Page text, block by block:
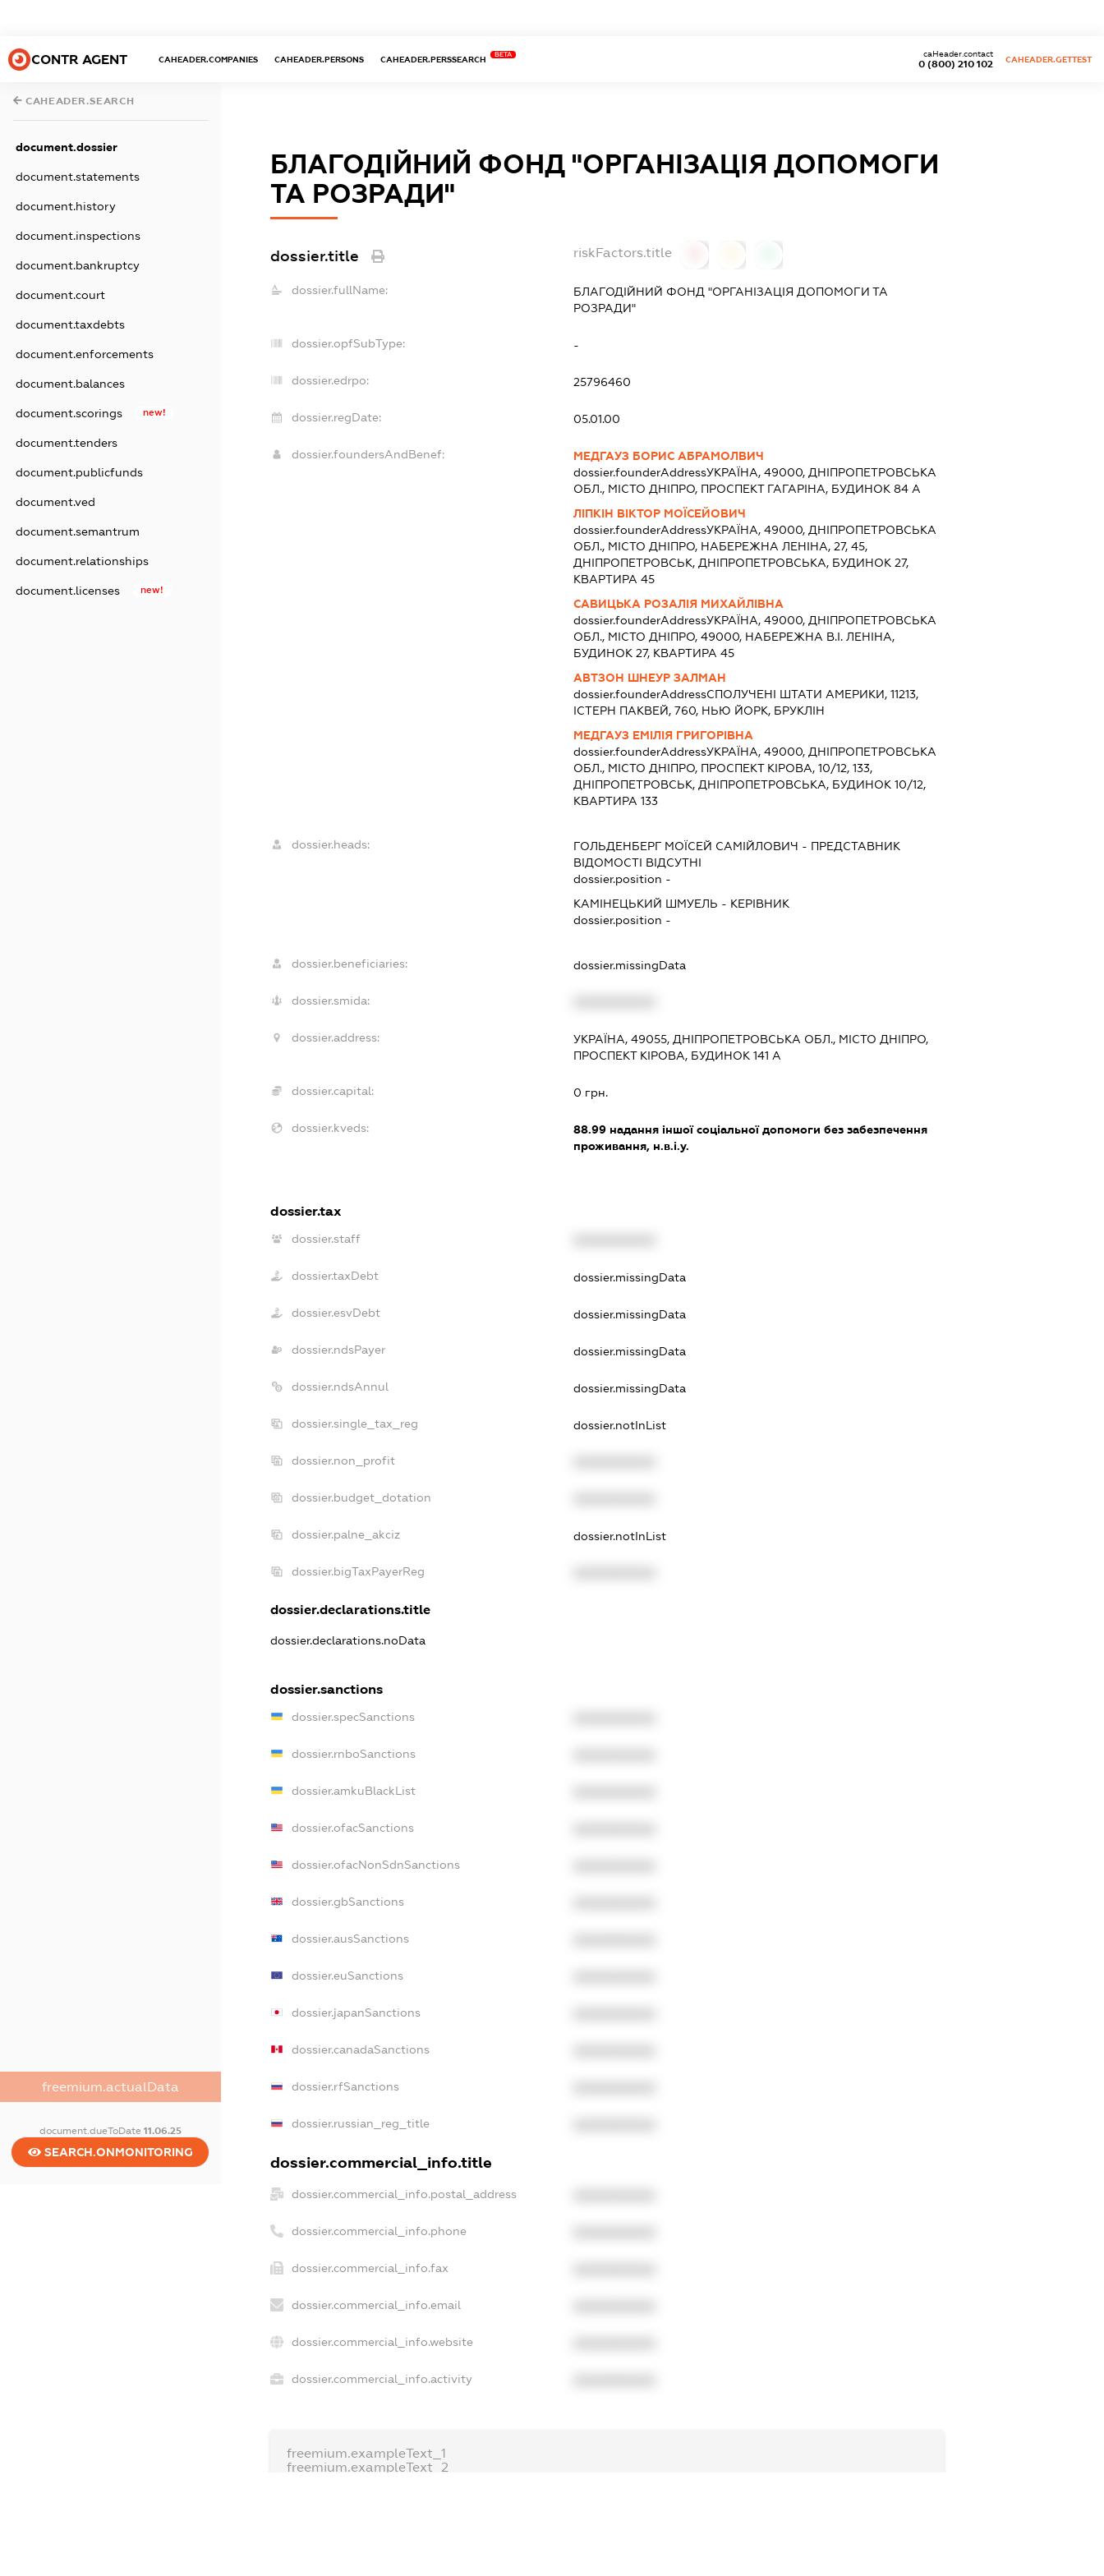
CONTR AGENT CAHEADER.COMPANIES CAHEADER.PERSONS CAHEADER.PERSSEARCH
BETA
0 (800) 210 102
caHeader.contact
CAHEADER.GETTEST
CAHEADER.SEARCH
document.dossier
document.statements
document.history
document.inspections
document.bankruptcy
document.court
document.taxdebts
document.enforcements
document.balances
document.scorings new!
document.tenders
document.publicfunds
document.ved
document.semantrum
document.relationships
document.licenses new!
freemium.actualData
document.dueToDate 11.06.25
SEARCH.ONMONITORING
БЛАГОДІЙНИЙ ФОНД "ОРГАНІЗАЦІЯ ДОПОМОГИ
ТА РОЗРАДИ"
dossier.title riskFactors.title
dossier.fullName:
БЛАГОДІЙНИЙ ФОНД "ОРГАНІЗАЦІЯ ДОПОМОГИ ТА
РОЗРАДИ"
dossier.opfSubType: -
dossier.edrpo: 25796460
dossier.regDate: 05.01.00
dossier.foundersAndBenef:
МЕДГАУЗ БОРИС АБРАМОЛВИЧ
dossier.founderAddressУКРАЇНА, 49000, ДНІПРОПЕТРОВСЬКА
ОБЛ., МІСТО ДНІПРО, ПРОСПЕКТ ГАГАРІНА, БУДИНОК 84 А
ЛІПКІН ВІКТОР МОЇСЕЙОВИЧ
dossier.founderAddressУКРАЇНА, 49000, ДНІПРОПЕТРОВСЬКА
ОБЛ., МІСТО ДНІПРО, НАБЕРЕЖНА ЛЕНІНА, 27, 45,
ДНІПРОПЕТРОВСЬК, ДНІПРОПЕТРОВСЬКА, БУДИНОК 27,
КВАРТИРА 45
САВИЦЬКА РОЗАЛІЯ МИХАЙЛІВНА
dossier.founderAddressУКРАЇНА, 49000, ДНІПРОПЕТРОВСЬКА
ОБЛ., МІСТО ДНІПРО, 49000, НАБЕРЕЖНА В.І. ЛЕНІНА,
БУДИНОК 27, КВАРТИРА 45
АВТЗОН ШНЕУР ЗАЛМАН
dossier.founderAddressСПОЛУЧЕНІ ШТАТИ АМЕРИКИ, 11213,
ІСТЕРН ПАКВЕЙ, 760, НЬЮ ЙОРК, БРУКЛІН
МЕДГАУЗ ЕМІЛІЯ ГРИГОРІВНА
dossier.founderAddressУКРАЇНА, 49000, ДНІПРОПЕТРОВСЬКА
ОБЛ., МІСТО ДНІПРО, ПРОСПЕКТ КІРОВА, 10/12, 133,
ДНІПРОПЕТРОВСЬК, ДНІПРОПЕТРОВСЬКА, БУДИНОК 10/12,
КВАРТИРА 133
dossier.heads: ГОЛЬДЕНБЕРГ МОЇСЕЙ САМІЙЛОВИЧ - ПРЕДСТАВНИК
ВІДОМОСТІ ВІДСУТНІ
dossier.position -
КАМІНЕЦЬКИЙ ШМУЕЛЬ - КЕРІВНИК
dossier.position -
dossier.beneficiaries: dossier.missingData
dossier.smida:
dossier.address:
УКРАЇНА, 49055, ДНІПРОПЕТРОВСЬКА ОБЛ., МІСТО ДНІПРО,
ПРОСПЕКТ КІРОВА, БУДИНОК 141 А
dossier.capital: 0 грн.
dossier.kveds: 88.99 надання іншої соціальної допомоги без забезпечення
проживання, н.в.і.у.
dossier.tax
dossier.staff
dossier.taxDebt dossier.missingData
dossier.esvDebt dossier.missingData
dossier.ndsPayer dossier.missingData
dossier.ndsAnnul dossier.missingData
dossier.single_tax_reg dossier.notInList
dossier.non_profit
dossier.budget_dotation
dossier.palne_akciz dossier.notInList
dossier.bigTaxPayerReg
dossier.declarations.title
dossier.declarations.noData
dossier.sanctions
dossier.specSanctions
dossier.rnboSanctions
dossier.amkuBlackList
dossier.ofacSanctions
dossier.ofacNonSdnSanctions
dossier.gbSanctions
dossier.ausSanctions
dossier.euSanctions
dossier.japanSanctions
dossier.canadaSanctions
dossier.rfSanctions
dossier.russian_reg_title
dossier.commercial_info.title
dossier.commercial_info.postal_address
dossier.commercial_info.phone
dossier.commercial_info.fax
dossier.commercial_info.email
dossier.commercial_info.website
dossier.commercial_info.activity
freemium.exampleText_1
freemium.exampleText_2